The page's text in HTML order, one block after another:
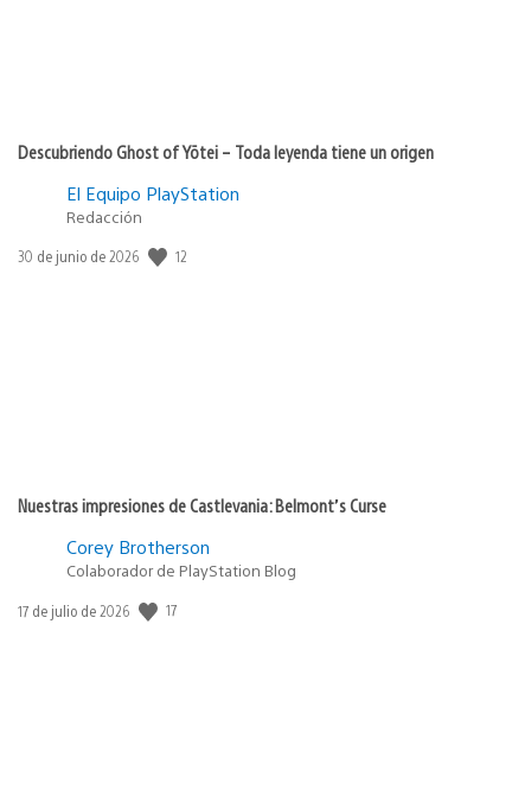
Descubriendo Ghost of Yōtei – Toda leyenda tiene un origen
El Equipo PlayStation
Redacción
Fecha
30 de junio de 2026 12
Nuestras impresiones de Castlevania: Belmont’s Curse
Corey Brotherson
Colaborador de PlayStation Blog
Fecha
17 de julio de 2026 17